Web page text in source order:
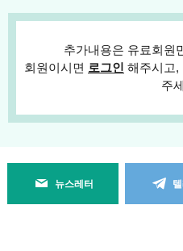
추가내용은 유료회원
회원이시면 로그인 해주시고,
주
뉴스레터